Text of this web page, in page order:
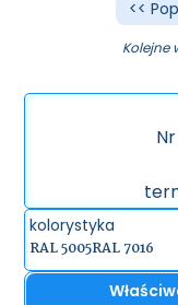
<<
Kolejne
kolorystyka
RAL 5005RAL 7016